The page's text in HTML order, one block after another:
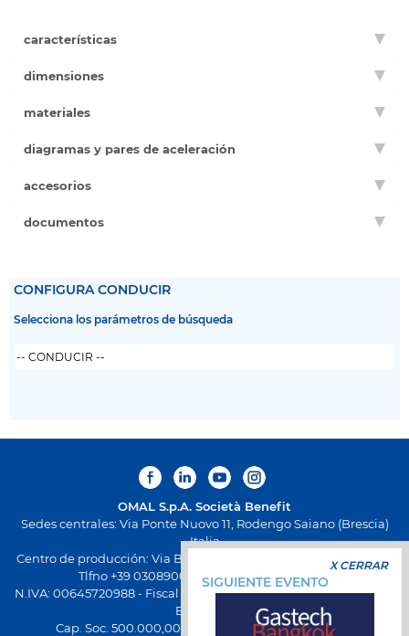
características
dimensiones
materiales
diagramas y pares de aceleración
accesorios
documentos
CONFIGURA CONDUCIR
Selecciona los parámetros de búsqueda
OMAL S.p.A. Società Benefit
Sedes centrales: Via Ponte Nuovo 11, Rodengo Saiano (Brescia)
Italia
Centro de producción: Via Brognolo 12, Passirano (Brescia) Italia
Tlfno +39 0308900145 Fax +39 0308900423
N.IVA: 00645720988 - Fiscal Code: 01661640175 - Inscripción REA
BS-258271
Cap. Soc. 500.000,00 € totalmente desembolsado
X CERRAR
SIGUIENTE EVENTO